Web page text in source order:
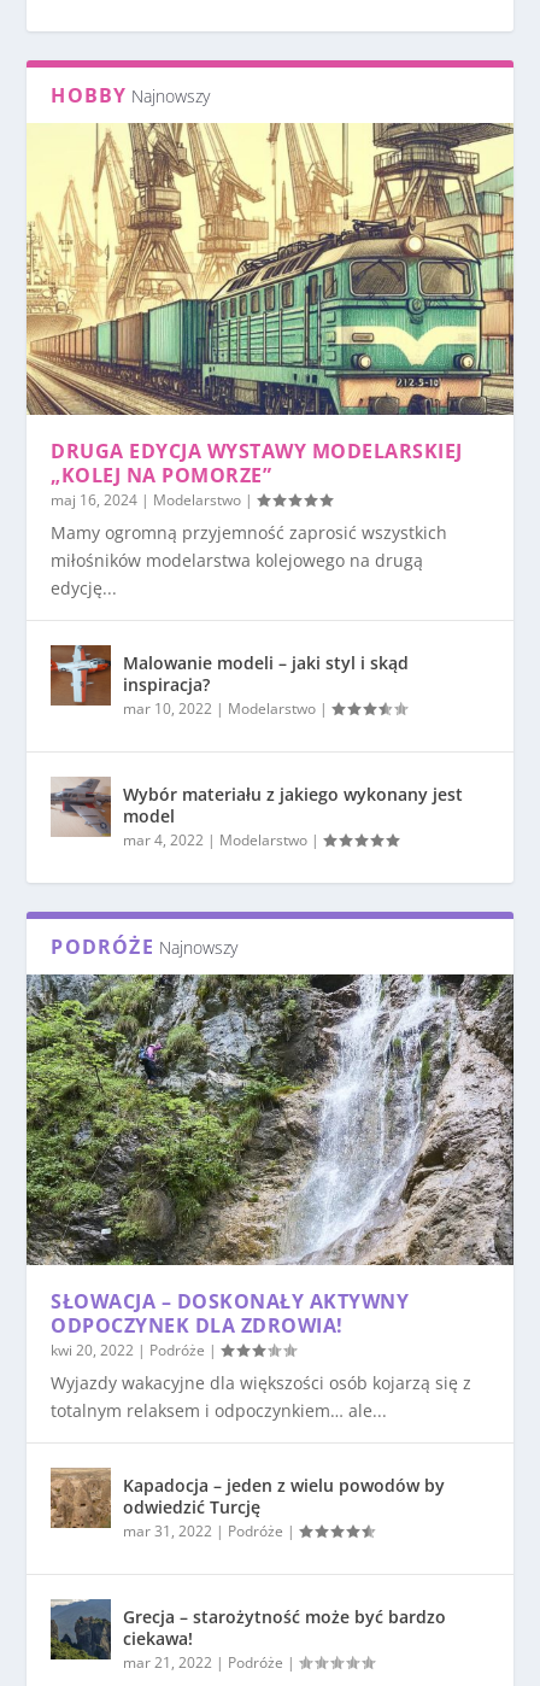
HOBBY Najnowszy
DRUGA EDYCJA WYSTAWY MODELARSKIEJ
„KOLEJ NA POMORZE”
maj 16, 2024 | Modelarstwo |
Mamy ogromną przyjemność zaprosić wszystkich
miłośników modelarstwa kolejowego na drugą
edycję...
Malowanie modeli – jaki styl i skąd
inspiracja?
mar 10, 2022 | Modelarstwo |
Wybór materiału z jakiego wykonany jest
model
mar 4, 2022 | Modelarstwo |
PODRÓŻE Najnowszy
SŁOWACJA – DOSKONAŁY AKTYWNY
ODPOCZYNEK DLA ZDROWIA!
kwi 20, 2022 | Podróże |
Wyjazdy wakacyjne dla większości osób kojarzą się z
totalnym relaksem i odpoczynkiem… ale...
Kapadocja – jeden z wielu powodów by
odwiedzić Turcję
mar 31, 2022 | Podróże |
Grecja – starożytność może być bardzo
ciekawa!
mar 21, 2022 | Podróże |